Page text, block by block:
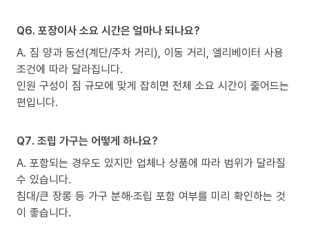
Q6. 포장이사 소요 시간은 얼마나 되나요?
A. 짐 양과 동선(계단/주차 거리), 이동 거리, 엘리베이터 사용
조건에 따라 달라집니다.
인원 구성이 짐 규모에 맞게 잡히면 전체 소요 시간이 줄어드는
편입니다.
Q7. 조립 가구는 어떻게 하나요?
A. 포함되는 경우도 있지만 업체나 상품에 따라 범위가 달라질
수 있습니다.
침대/큰 장롱 등 가구 분해·조립 포함 여부를 미리 확인하는 것
이 좋습니다.